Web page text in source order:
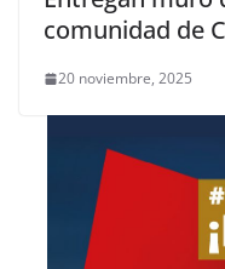
comunidad de
20 noviembre, 2025